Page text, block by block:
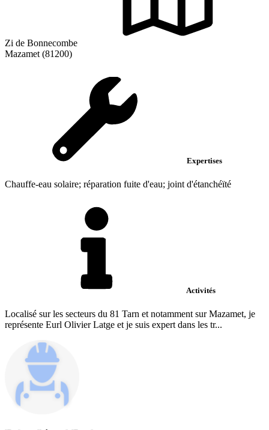
Zi de Bonnecombe
Mazamet (81200)
Expertises
Chauffe-eau solaire; réparation fuite d'eau; joint d'étanchéïté
Activités
Localisé sur les secteurs du 81 Tarn et notamment sur Mazamet, je
représente Eurl Olivier Latge et je suis expert dans les tr...